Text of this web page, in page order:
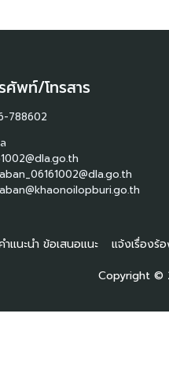
ศัพท์/โทรสาร
788602
แนะนำ ข้อเสนอแนะ แจ้งเรื่องร้
Copyright ©